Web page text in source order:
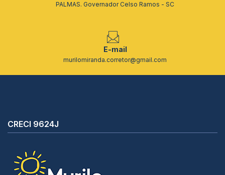
PALMAS. Governador Celso Ramos - SC
E-mail
murilomiranda.corretor@gmail.com
CRECI 9624J